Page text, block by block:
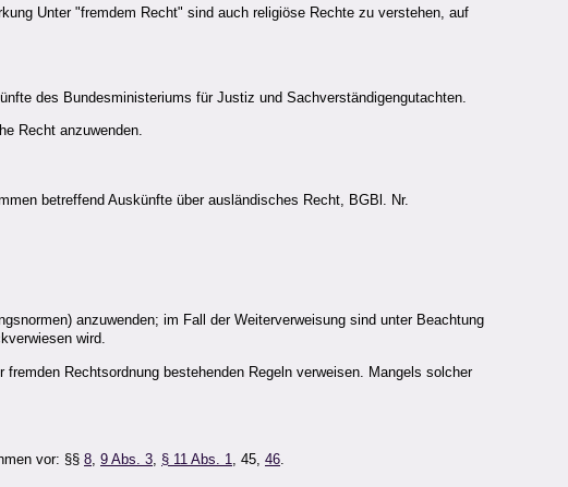
Unter "fremdem Recht" sind auch religiöse Rechte zu verstehen, auf
des Bundesministeriums für Justiz und Sachverständigengutachten.
Recht anzuwenden.
betreffend Auskünfte über ausländisches Recht, BGBl. Nr.
anzuwenden; im Fall der Weiterverweisung sind unter Beachtung
wird.
Rechtsordnung bestehenden Regeln verweisen. Mangels solcher
vor: §§ 8 9 Abs. 3 § 11 Abs. 1 , 45, 46